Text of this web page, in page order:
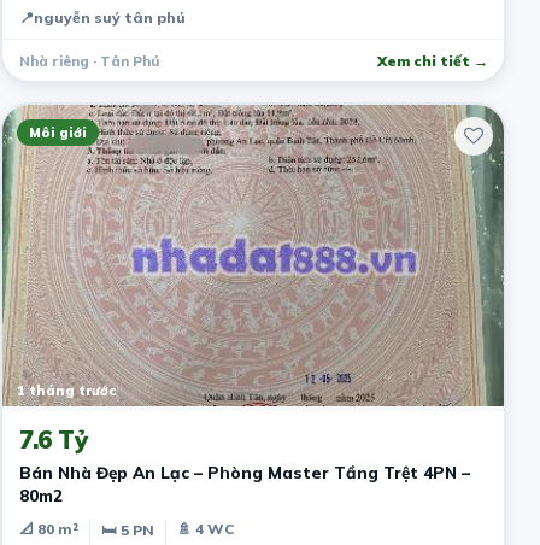
📍nguyễn suý tân phú
Nhà riêng · Tân Phú Xem chi tiết →
Môi giới
1 tháng trước
7.6 Tỷ
Bán Nhà Đẹp An Lạc – Phòng Master Tầng Trệt 4PN –
80m2
📐 80 m² 🛏 5 PN
🚿 4 WC